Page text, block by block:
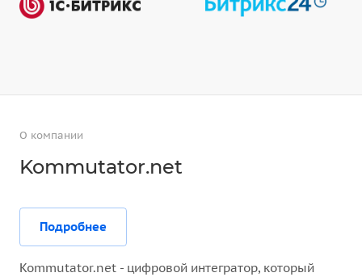
О компании
Kommutator.net
Подробнее
Kommutator.net - цифровой интегратор, который